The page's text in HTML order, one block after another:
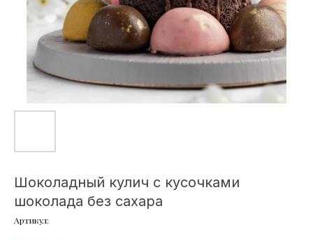
Шоколадный кулич с кусочками
шоколада без сахара
Артикул: